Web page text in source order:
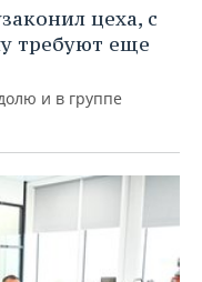
цеха, с
требуют еще
и в группе